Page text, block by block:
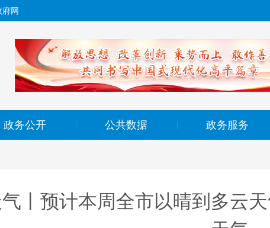
府网
政务公开 公共数据 政务服务
丨预计本周全市以晴到多云